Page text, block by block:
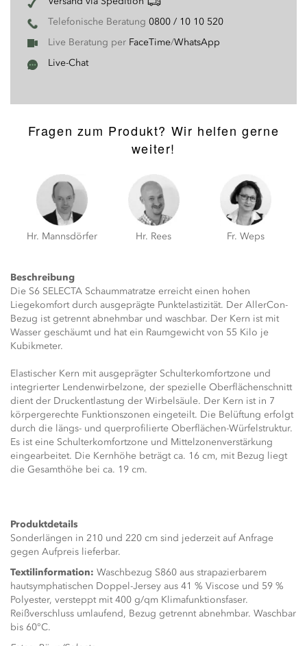
Telefonische Beratung 0800 / 10 10 520
Live Beratung per FaceTime/WhatsApp
Live-Chat
Fragen zum Produkt? Wir helfen gerne
weiter!
Hr. Mannsdörfer Hr. Rees Fr. Weps
Beschreibung
Die S6 SELECTA Schaummatratze erreicht einen hohen
Liegekomfort durch ausgeprägte Punktelastizität. Der AllerCon-
Bezug ist getrennt abnehmbar und waschbar. Der Kern ist mit
Wasser geschäumt und hat ein Raumgewicht von 55 Kilo je
Kubikmeter.
Elastischer Kern mit ausgeprägter Schulterkomfortzone und
integrierter Lendenwirbelzone, der spezielle Oberflächenschnitt
dient der Druckentlastung der Wirbelsäule. Der Kern ist in 7
körpergerechte Funktionszonen eingeteilt. Die Belüftung erfolgt
durch die längs- und querprofilierte Oberflächen-Würfelstruktur.
Es ist eine Schulterkomfortzone und Mittelzonenverstärkung
eingearbeitet. Die Kernhöhe beträgt ca. 16 cm, mit Bezug liegt
die Gesamthöhe bei ca. 19 cm.
Produktdetails
Sonderlängen in 210 und 220 cm sind jederzeit auf Anfrage
gegen Aufpreis lieferbar.
Textilinformation: Waschbezug S860 aus strapazierbarem
hautsymphatischen Doppel-Jersey aus 41 % Viscose und 59 %
Polyester, versteppt mit 400 g/qm Klimafunktionsfaser.
Reißverschluss umlaufend, Bezug getrennt abnehmbar. Waschbar
bis 60°C.